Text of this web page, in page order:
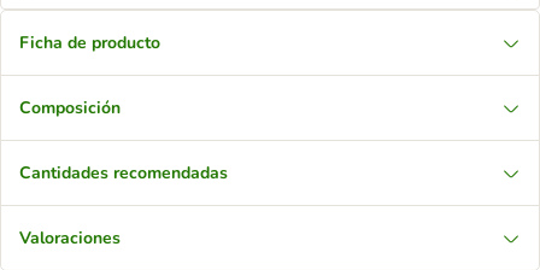
Ficha de producto
Composición
Cantidades recomendadas
Valoraciones